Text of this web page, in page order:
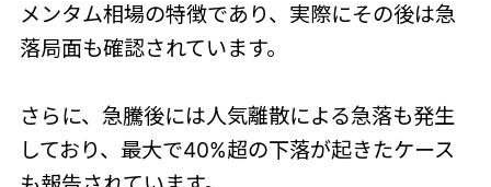
メンタム相場の特徴であり、実際にその後は急
落局面も確認されています。
さらに、急騰後には人気離散による急落も発生
しており、最大で40%超の下落が起きたケース